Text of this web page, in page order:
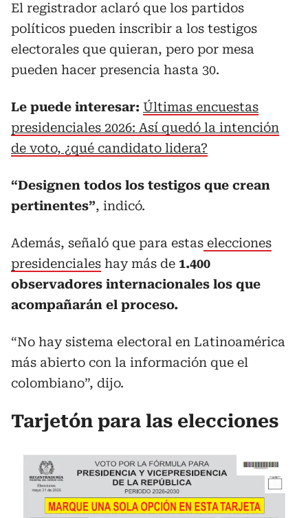
El registrador aclaró que los partidos
políticos pueden inscribir a los testigos
electorales que quieran, pero por mesa
pueden hacer presencia hasta 30.
Le puede interesar: Últimas encuestas
presidenciales 2026: Así quedó la intención
de voto, ¿qué candidato lidera?
“Designen todos los testigos que crean
pertinentes”, indicó.
Además, señaló que para estas elecciones
presidenciales hay más de 1.400
observadores internacionales los que
acompañarán el proceso.
“No hay sistema electoral en Latinoamérica
más abierto con la información que el
colombiano”, dijo.
Tarjetón para las elecciones